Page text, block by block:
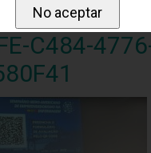
C484-